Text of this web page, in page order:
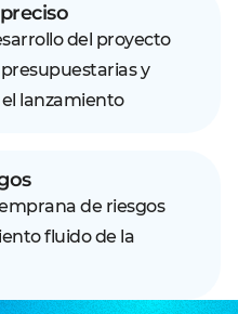
del proyecto
y
lanzamiento
de riesgos
fluido de la